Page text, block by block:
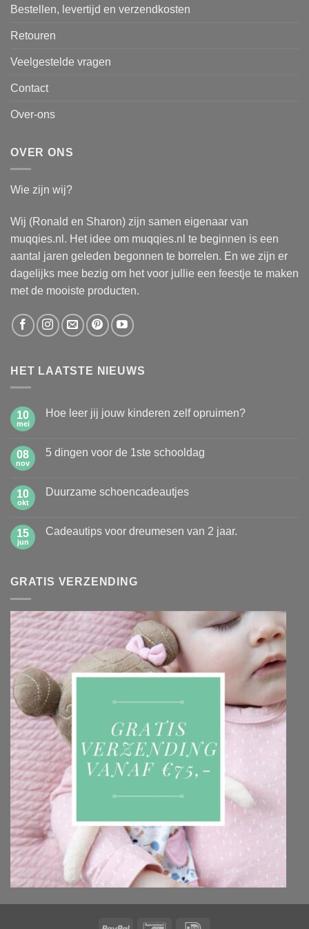
Bestellen, levertijd en verzendkosten
Retouren
Veelgestelde vragen
Contact
Over-ons
OVER ONS
Wie zijn wij?
Wij (Ronald en Sharon) zijn samen eigenaar van
muqqies.nl. Het idee om muqqies.nl te beginnen is een
aantal jaren geleden begonnen te borrelen. En we zijn er
dagelijks mee bezig om het voor jullie een feestje te maken
met de mooiste producten.
HET LAATSTE NIEUWS
10
mei
Hoe leer jij jouw kinderen zelf opruimen?
Hoe
kinderen
08
nov
5 dingen voor de 1ste schooldag
5
1ste
10
okt
Duurzame schoencadeautjes
Duurzame
15
jun
Cadeautips voor dreumesen van 2 jaar.
voor
jaar.
GRATIS VERZENDING